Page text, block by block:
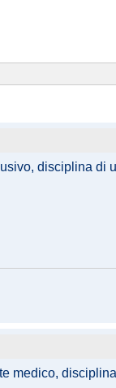
disciplina di
medico,